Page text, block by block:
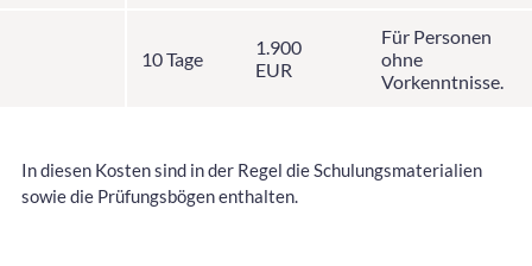
10 Tage
1.900
EUR
Für Personen
ohne
Vorkenntnisse.
In diesen Kosten sind in der Regel die Schulungsmaterialien
sowie die Prüfungsbögen enthalten.